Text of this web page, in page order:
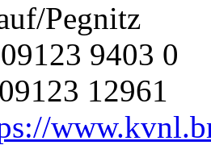
Pegnitz
9403 0
12961